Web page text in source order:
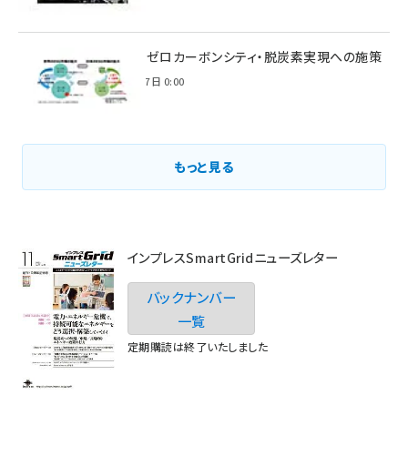
環境省のゼロカーボンシティ・脱炭素実現への施策
2021年3月7日 0:00
もっと見る
インプレスSmartGridニューズレター
バックナンバー
一覧
定期購読は終了いたしました